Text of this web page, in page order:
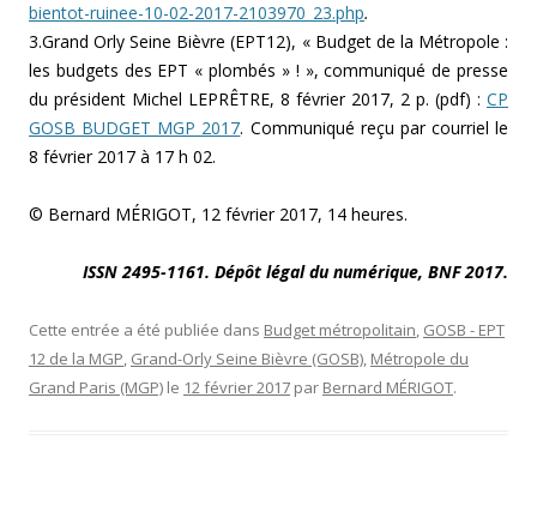
bientot-ruinee-10-02-2017-2103970_23.php.
3.Grand Orly Seine Bièvre (EPT12), « Budget de la Métropole :
les budgets des EPT « plombés » ! », communiqué de presse
du président Michel LEPRÊTRE, 8 février 2017, 2 p. (pdf) : CP
GOSB BUDGET MGP 2017. Communiqué reçu par courriel le
8 février 2017 à 17 h 02.
© Bernard MÉRIGOT, 12 février 2017, 14 heures.
ISSN 2495-1161. Dépôt légal du numérique, BNF 2017.
Cette entrée a été publiée dans Budget métropolitain, GOSB - EPT
12 de la MGP, Grand-Orly Seine Bièvre (GOSB), Métropole du
Grand Paris (MGP) le 12 février 2017 par Bernard MÉRIGOT.